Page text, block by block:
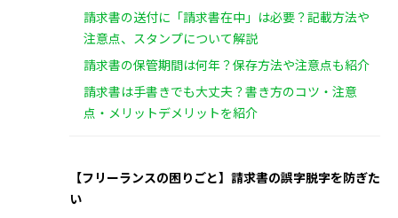
請求書の送付に「請求書在中」は必要？記載方法や
注意点、スタンプについて解説
請求書の保管期間は何年？保存方法や注意点も紹介
請求書は手書きでも大丈夫？書き方のコツ・注意
点・メリットデメリットを紹介
【フリーランスの困りごと】請求書の誤字脱字を防ぎた
い